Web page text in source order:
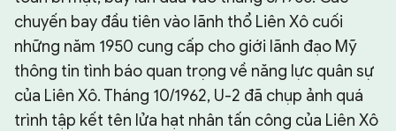
chuyến bay đầu tiên vào lãnh thổ Liên Xô cuối
những năm 1950 cung cấp cho giới lãnh đạo Mỹ
thông tin tình báo quan trọng về năng lực quân sự
của Liên Xô. Tháng 10/1962, U-2 đã chụp ảnh quá
trình tập kết tên lửa hạt nhân tấn công của Liên Xô